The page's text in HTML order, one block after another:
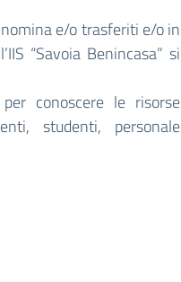
e/o trasferiti e/o in
“Savoia Benincasa” si
conoscere le risorse
studenti, personale